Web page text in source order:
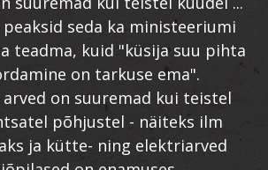
seda ka ministeeriumi
teadma, kuid "küsija suu pihta
on tarkuse ema".
on suuremad kui teistel
põhjustel - näiteks ilm
ja kütte- ning elektriarved